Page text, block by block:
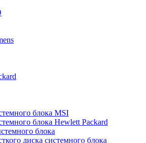
блока MSI
блока Hewlett Packard
блока
диска системного блока